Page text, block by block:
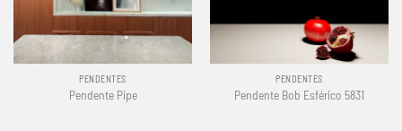
PENDENTES
Pendente Pipe
PENDENTES
Pendente Bob Esférico 5831